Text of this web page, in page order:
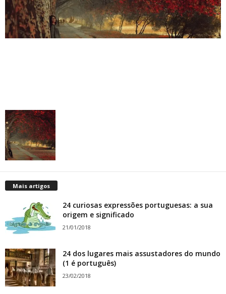
Mais artigos
24 curiosas expressões portuguesas: a sua
origem e significado
21/01/2018
24 dos lugares mais assustadores do mundo
(1 é português)
23/02/2018